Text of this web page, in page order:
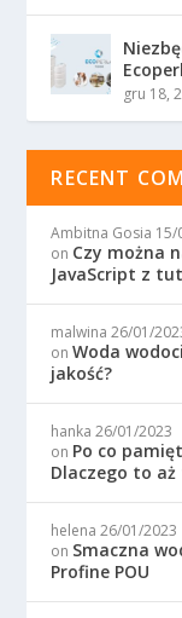
gru 18,
RECENT
Ambitna Gosia 15/
on Czy można
JavaScript z
malwina 26/01/
onWoda
jakość?
hanka 26/01/2023
on Po co
Dlaczego to aż
helena 26/01/2023
on Smaczna
Profine POU